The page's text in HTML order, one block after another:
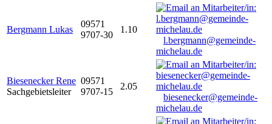
Bergmann Lukas
09571
9707-30
1.10
l.bergmann@gemeinde-
michelau.de
Biesenecker Rene
Sachgebietsleiter
09571
9707-15
2.05
biesenecker@gemeinde-
michelau.de